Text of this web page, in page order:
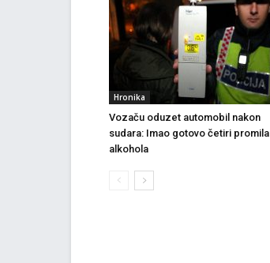
Hronika
Vozaču oduzet automobil nakon
sudara: Imao gotovo četiri promila
alkohola